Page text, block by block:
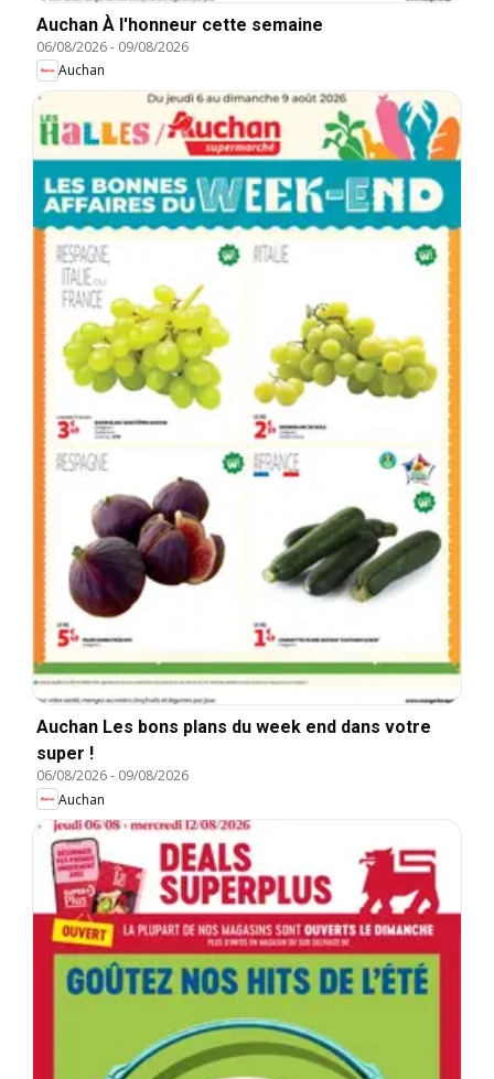
Auchan À l'honneur cette semaine
06/08/2026- 09/08/2026
Auchan
Auchan Les bons plans du week end dans votre
super !
06/08/2026- 09/08/2026
Auchan